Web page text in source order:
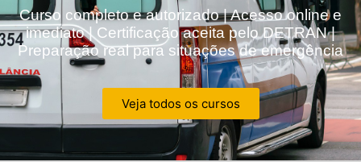
Curso completo e autorizado | Acesso online e
imediato | Certificação aceita pelo DETRAN |
Preparação real para situações de emergência
Veja todos os cursos